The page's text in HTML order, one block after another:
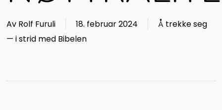
Av Rolf Furuli 18. februar 2024
Å trekke seg
— i strid med Bibelen